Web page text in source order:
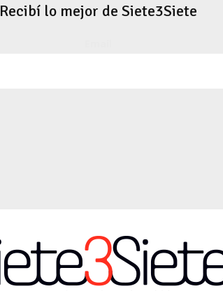
Recibí lo mejor de Siete3Siete